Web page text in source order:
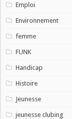
Emploi
Environnement
femme
FUNK
Handicap
Histoire
Jeunesse
jeunesse clubing